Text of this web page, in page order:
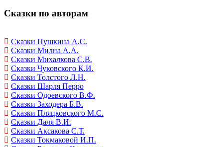
Сказки по авторам
Сказки Пушкина А.С.
Сказки Милна А.А.
Сказки Михалкова С.В.
Сказки Чуковского К.И.
Сказки Толстого Л.Н.
Сказки Шарля Перро
Сказки Одоевского В.Ф.
Сказки Заходера Б.В.
Сказки Пляцковского М.С.
Сказки Даля В.И.
Сказки Аксакова С.Т.
Сказки Токмаковой И.П.